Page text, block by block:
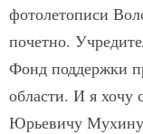
фотолетописи
почетно.
Фонд поддержки
области. И я хочу
Юрьевичу Мухину,